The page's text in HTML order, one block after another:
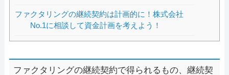
ファクタリングの継続契約は計画的に！株式会社
No.1に相談して資金計画を考えよう！
ファクタリングの継続契約で得られるもの、継続契